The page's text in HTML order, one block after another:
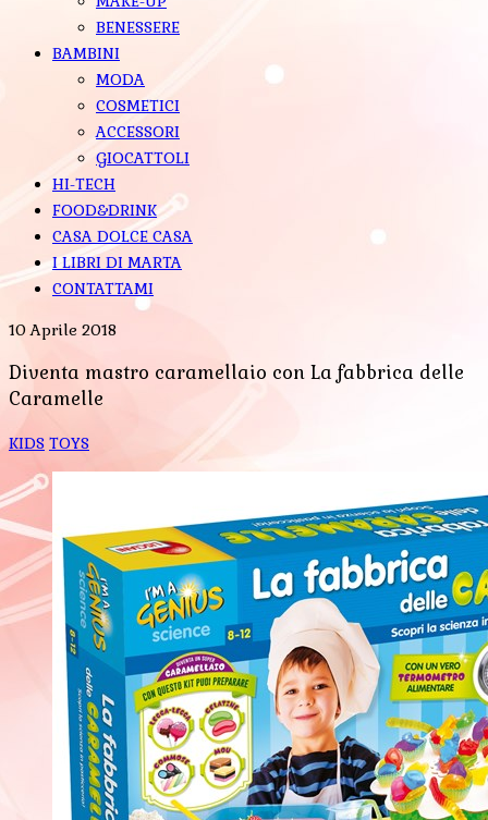
BENESSERE
BAMBINI
MODA
COSMETICI
ACCESSORI
GIOCATTOLI
HI-TECH
FOOD&DRINK
CASA DOLCE CASA
I LIBRI DI MARTA
CONTATTAMI
10 Aprile 2018
Diventa mastro caramellaio con La fabbrica delle
Caramelle
KIDS TOYS